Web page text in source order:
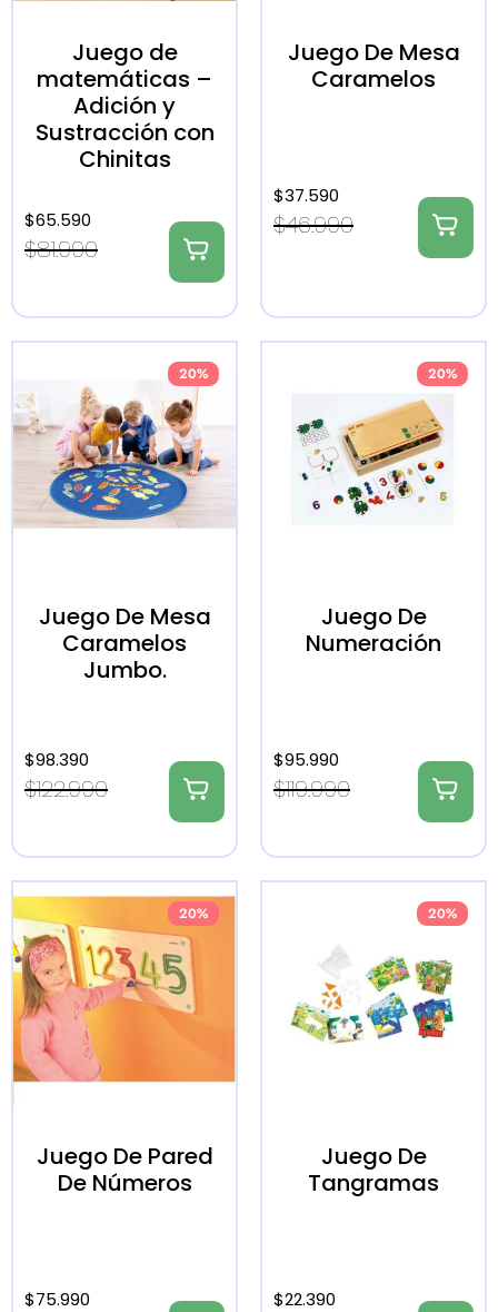
Juego de
matemáticas –
Adición y
Sustracción con
Chinitas
$81.990
$65.590
Juego De Mesa
Caramelos
$46.990
$37.590
20%
Juego De Mesa
Caramelos
Jumbo.
$122.990
$98.390
20%
Juego De
Numeración
$119.990
$95.990
20%
Juego De Pared
De Números
$75.990
20%
Juego De
Tangramas
$22.390